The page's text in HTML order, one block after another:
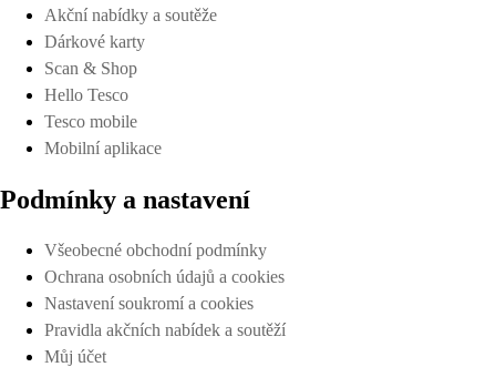
Akční nabídky a soutěže
Dárkové karty
Scan & Shop
Hello Tesco
Tesco mobile
Mobilní aplikace
Podmínky a nastavení
Všeobecné obchodní podmínky
Ochrana osobních údajů a cookies
Nastavení soukromí a cookies
Pravidla akčních nabídek a soutěží
Můj účet